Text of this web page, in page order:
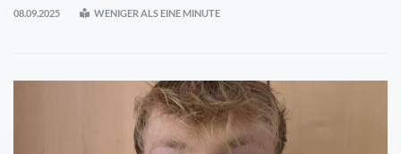
08.09.2025 WENIGER ALS EINE MINUTE